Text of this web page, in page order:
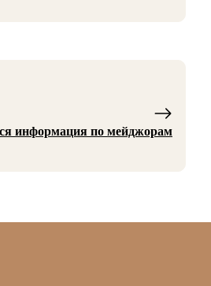
информация по мейджорам